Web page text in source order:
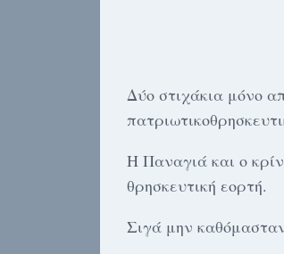
Δύο στιχάκια μόνο
Η Παναγιά και ο
θρησκευτική εορτή.
Σιγά μην